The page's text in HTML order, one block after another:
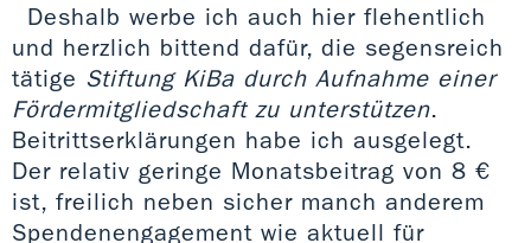
Deshalb werbe ich auch hier flehentlich
und herzlich bittend dafür, die segensreich
tätige Stiftung KiBa durch Aufnahme einer
Fördermitgliedschaft zu unterstützen.
Beitrittserklärungen habe ich ausgelegt.
Der relativ geringe Monatsbeitrag von 8 €
ist, freilich neben sicher manch anderem
Spendenengagement wie aktuell für